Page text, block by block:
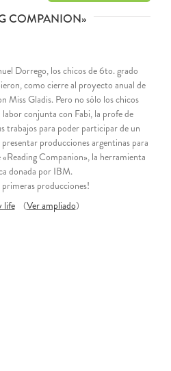
COMPANION»
Dorrego, los chicos de 6to. grado
como cierre al proyecto anual de
Miss Gladis. Pero no sólo los chicos
conjunta con Fabi, la profe de
trabajos para poder participar de un
producciones argentinas para
Companion», la herramienta
donada por IBM.
primeras producciones!
life(Ver ampliado)